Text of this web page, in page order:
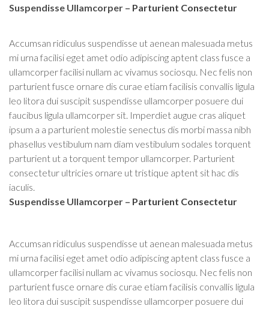
Suspendisse Ullamcorper – Parturient Consectetur
Accumsan ridiculus suspendisse ut aenean malesuada metus
mi urna facilisi eget amet odio adipiscing aptent class fusce a
ullamcorper facilisi nullam ac vivamus sociosqu. Nec felis non
parturient fusce ornare dis curae etiam facilisis convallis ligula
leo litora dui suscipit suspendisse ullamcorper posuere dui
faucibus ligula ullamcorper sit. Imperdiet augue cras aliquet
ipsum a a parturient molestie senectus dis morbi massa nibh
phasellus vestibulum nam diam vestibulum sodales torquent
parturient ut a torquent tempor ullamcorper. Parturient
consectetur ultricies ornare ut tristique aptent sit hac dis
iaculis.
Suspendisse Ullamcorper – Parturient Consectetur
Accumsan ridiculus suspendisse ut aenean malesuada metus
mi urna facilisi eget amet odio adipiscing aptent class fusce a
ullamcorper facilisi nullam ac vivamus sociosqu. Nec felis non
parturient fusce ornare dis curae etiam facilisis convallis ligula
leo litora dui suscipit suspendisse ullamcorper posuere dui